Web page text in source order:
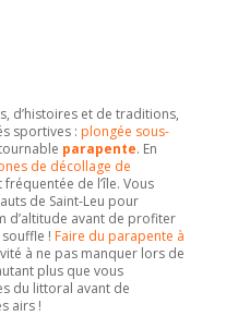
d’histoires et de traditions,
sportives : plongée sous-
parapente. En
de décollage de
de l’île. Vous
de Saint-Leu pour
d’altitude avant de profiter
! Faire du parapente à
à ne pas manquer lors de
plus que vous
du littoral avant de
airs !